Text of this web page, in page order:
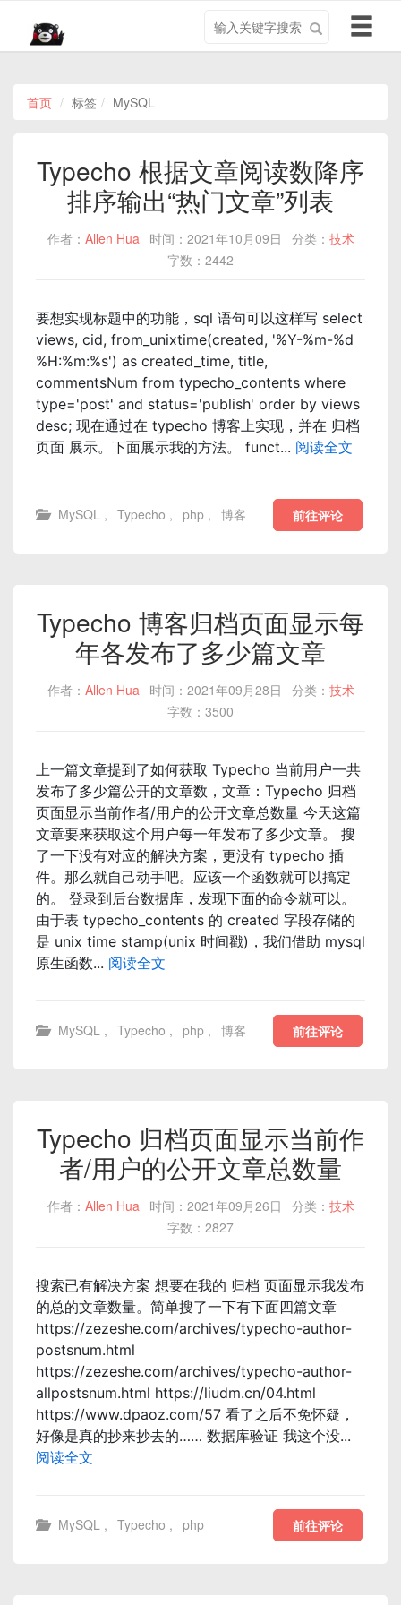
关
导
航
切
首页
标签 MySQL
Typecho 根据文章阅读数降序
排序输出“热门文章”列表
作者： Allen Hua 时间：2021年10月09日 分类： 技术
字数：2442
要想实现标题中的功能，sql 语句可以这样写 select
views, cid, from_unixtime(created, '%Y-%m-%d
%H:%m:%s') as created_time, title,
commentsNum from typecho_contents where
type='post' and status='publish' order by views
desc; 现在通过在 typecho 博客上实现，并在 归档
页面 展示。下面展示我的方法。 funct... 阅读全文
MySQL , Typecho , php , 博客 前往评论
Typecho 博客归档页面显示每
年各发布了多少篇文章
作者： Allen Hua 时间：2021年09月28日 分类： 技术
字数：3500
上一篇文章提到了如何获取 Typecho 当前用户一共
发布了多少篇公开的文章数，文章：Typecho 归档
页面显示当前作者/用户的公开文章总数量 今天这篇
文章要来获取这个用户每一年发布了多少文章。 搜
了一下没有对应的解决方案，更没有 typecho 插
件。那么就自己动手吧。应该一个函数就可以搞定
的。 登录到后台数据库，发现下面的命令就可以。
由于表 typecho_contents 的 created 字段存储的
是 unix time stamp(unix 时间戳)，我们借助 mysql
原生函数... 阅读全文
MySQL , Typecho , php , 博客 前往评论
Typecho 归档页面显示当前作
者/用户的公开文章总数量
作者： Allen Hua 时间：2021年09月26日 分类： 技术
字数：2827
搜索已有解决方案 想要在我的 归档 页面显示我发布
的总的文章数量。简单搜了一下有下面四篇文章
https://zezeshe.com/archives/typecho-author-
postsnum.html
https://zezeshe.com/archives/typecho-author-
allpostsnum.html https://liudm.cn/04.html
https://www.dpaoz.com/57 看了之后不免怀疑，
好像是真的抄来抄去的…… 数据库验证 我这个没...
阅读全文
MySQL , Typecho , php 前往评论